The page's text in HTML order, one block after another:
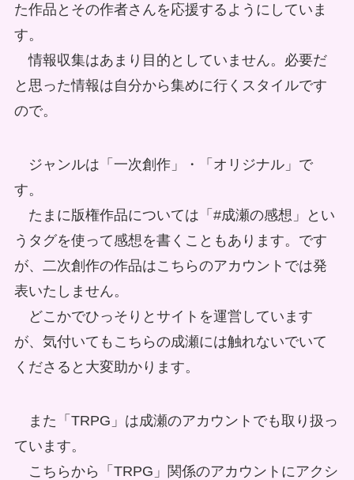
た作品とその作者さんを応援するようにしていま
す。
情報収集はあまり目的としていません。必要だ
と思った情報は自分から集めに行くスタイルです
ので。
ジャンルは「一次創作」・「オリジナル」で
す。
たまに版権作品については「#成瀬の感想」とい
うタグを使って感想を書くこともあります。です
が、二次創作の作品はこちらのアカウントでは発
表いたしません。
どこかでひっそりとサイトを運営しています
が、気付いてもこちらの成瀬には触れないでいて
くださると大変助かります。
また「TRPG」は成瀬のアカウントでも取り扱っ
ています。
こちらから「TRPG」関係のアカウントにアクシ